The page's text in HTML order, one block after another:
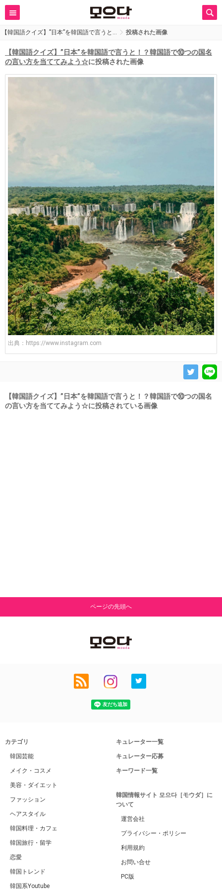
【韓国語クイズ】”日本”を韓国語で言うと… 投稿された画像
【韓国語クイズ】”日本”を韓国語で言うと！？韓国語で⑩つの国名
の言い方を当ててみよう☆に投稿された画像
出典： https://www.instagram.com
【韓国語クイズ】”日本”を韓国語で言うと！？韓国語で⑩つの国名
の言い方を当ててみよう☆に投稿されている画像
ページの先頭へ
カテゴリ
韓国芸能
メイク・コスメ
美容・ダイエット
ファッション
ヘアスタイル
韓国料理・カフェ
韓国旅行・留学
恋愛
韓国トレンド
韓国系Youtube
キュレーター一覧
キュレーター応募
キーワード一覧
韓国情報サイト 모으다［モウダ］に
ついて
運営会社
プライバシー・ポリシー
利用規約
お問い合せ
PC版